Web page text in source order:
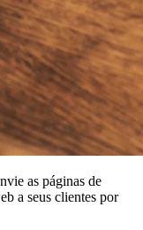
as páginas de
a seus clientes por